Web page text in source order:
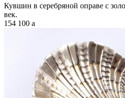
Кувшин в серебряной оправе с
век.
154 100 a